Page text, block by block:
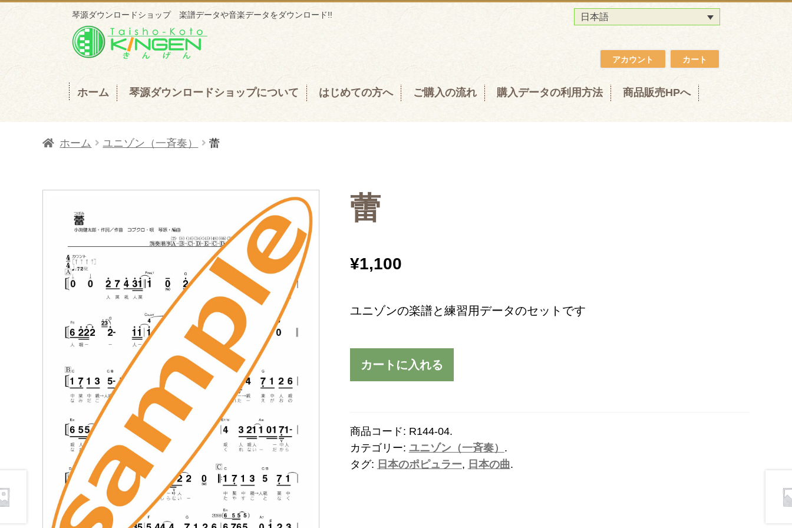
琴源ダウンロードショップ 楽譜データや音楽データをダウンロード!! 日本語
ナ
ビ
ー
ン
ッ
コ
ン
ン
ス
アカウント カート
ホーム 琴源ダウンロードショップについて はじめての方へ ご購入の流れ 購入データの利用方法 商品販売HPへ
ホーム ユニゾン（一斉奏） 蕾
蕾
¥1,100
ユニゾンの楽譜と練習用データのセットです
カートに入れる
商品コード: R144-04.
カテゴリー: ユニゾン（一斉奏） .
タグ: 日本のポピュラー, 日本の曲.